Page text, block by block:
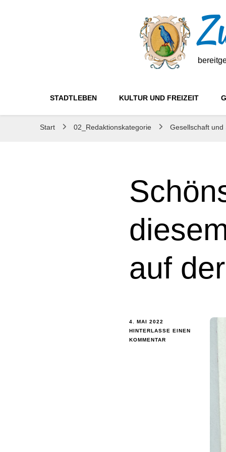
STADTLEBEN KULTUR UND FREIZEIT
Start 02_Redaktionskategorie Gesellschaft
auf
4. MAI 2022
HINTERLASSE EINEN
KOMMENTAR